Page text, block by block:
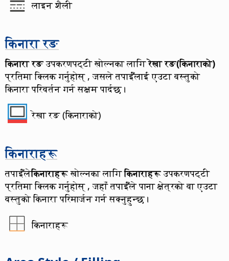
लाइन शैली
किनारा रङ
किनारा रङउपकरणपट्टी खोल्नका लागिरेखा रङ(किनाराको)
प्रतिमा क्लिक गर्नुहोस् , जसले तपाईँंलाई एउटा वस्तुको
किनारा परिवर्तन गर्न सक्षम पार्दछ।
रेखा रङ (किनाराको)
किनाराहरू
तपाईँंलेकिनाराहरूखोल्नका लागिकिनाराहरूउपकरणपट्टी
प्रतिमा क्लिक गर्नुहोस् , जहाँ तपाईँंले पाना क्षेत्रको वा एउटा
वस्तुको किनारा परिमार्जन गर्न सक्नुहुन्छ।
किनाराहरू